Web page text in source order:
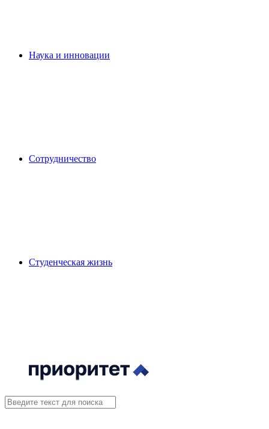
Наука и инновации
Сотрудничество
Студенческая жизнь